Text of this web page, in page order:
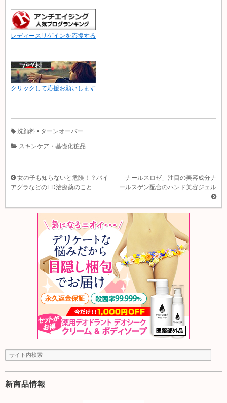
レディースリゲインを応援する
クリックして応援お願いします
洗顔料 • ターンオーバー
スキンケア・基礎化粧品
女の子も知らないと危険！？バイ
アグラなどのED治療薬のこと
「ナールスロゼ」注目の美容成分ナ
ールスゲン配合のハンド美容ジェル
新商品情報